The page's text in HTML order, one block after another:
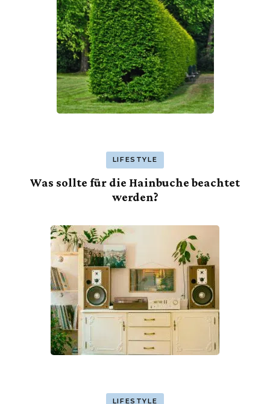
LIFESTYLE
Was sollte für die Hainbuche beachtet
werden?
LIFESTYLE